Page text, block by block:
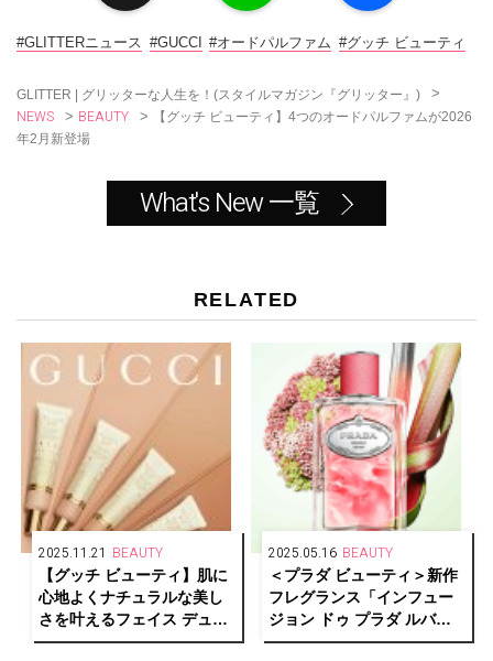
o
#GLITTERニュース #GUCCI #オードパルファム #グッチ ビューティ
GLITTER | グリッターな人生を！(スタイルマガジン『グリッター』) >
NEWS > BEAUTY >
【グッチ ビューティ】4つのオードパルファムが2026
年2月新登場
What's New 一覧
RELATED
2025.11.21 BEAUTY
【グッチ ビューティ】肌に
心地よくナチュラルな美し
さを叶えるフェイス デュオ
が誕生
2025.05.16 BEAUTY
＜プラダ ビューティ＞新作
フレグランス「インフュー
ジョン ドゥ プラダ ルバー
ブ オーデパルファム」が登